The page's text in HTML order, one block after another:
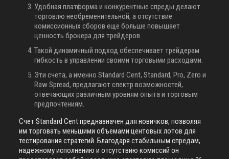
Удобная платформа и конкурентные спреды делают
торговлю необременительной, а отсутствие
комиссионных сборов еще больше повышает
ценность брокера для трейдеров.
Такой динамичный подход обеспечивает трейдерам
гибкость в управлении своими торговыми расходами.
Эти счета, а именно Standard Cent, Standard, Pro, Zero и
Raw Spread, предлагают спектр возможностей,
отвечающих различным уровням опыта и торговым
предпочтениям.
Счет Standard Cent предназначен для новичков, позволяя
им торговать меньшими объемами центовых лотов для
тестирования стратегий. Благодаря стабильным спредам,
надежному исполнению и отсутствию комиссий он